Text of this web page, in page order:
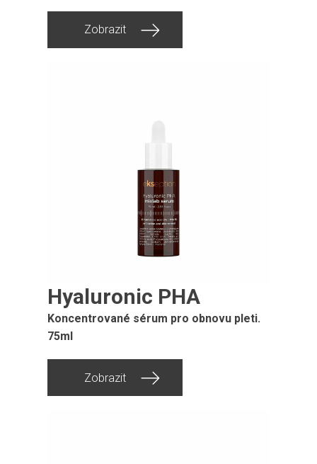
Zobrazit
Hyaluronic PHA
Koncentrované sérum pro obnovu pleti.
75ml
Zobrazit